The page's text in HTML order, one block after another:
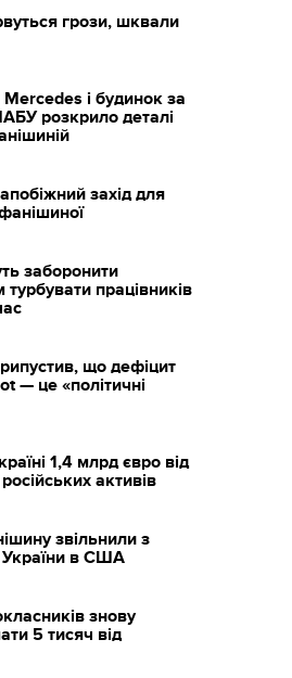
грози, шквали
і будинок за
розкрило деталі
захід для
заборонити
працівників
що дефіцит
— це «політичні
1,4 млрд євро від
активів
звільнили з
України в США
знову
5 тисяч від